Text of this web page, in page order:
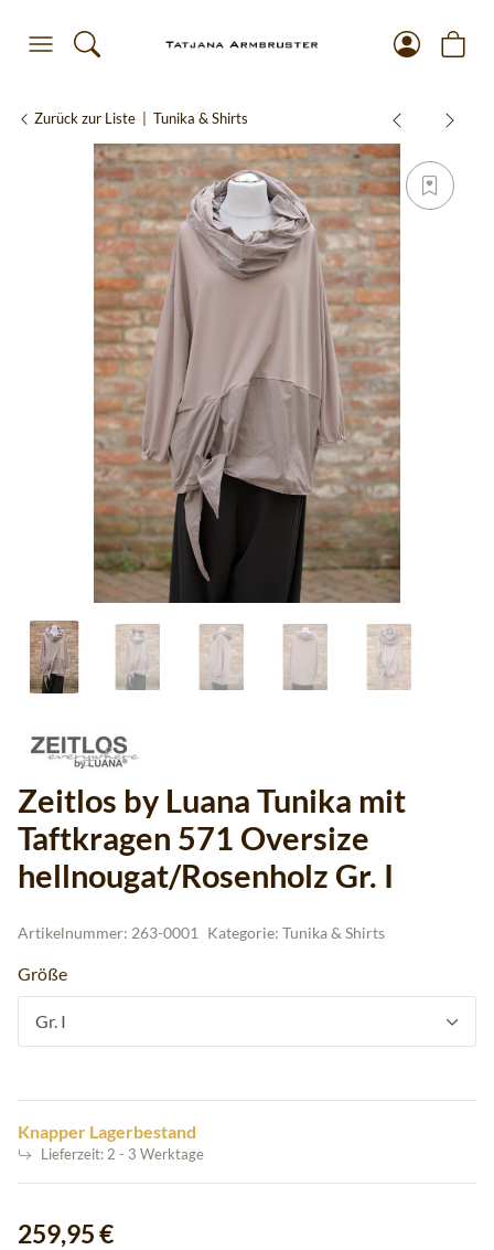
Zurück zur Liste Tunika & Shirts
Zeitlos by Luana Tunika mit
Taftkragen 571 Oversize
hellnougat/Rosenholz Gr. I
Artikelnummer: 263-0001 Kategorie: Tunika & Shirts
Größe
Gr. I
Knapper Lagerbestand
Lieferzeit: 2 - 3 Werktage
259,95 €